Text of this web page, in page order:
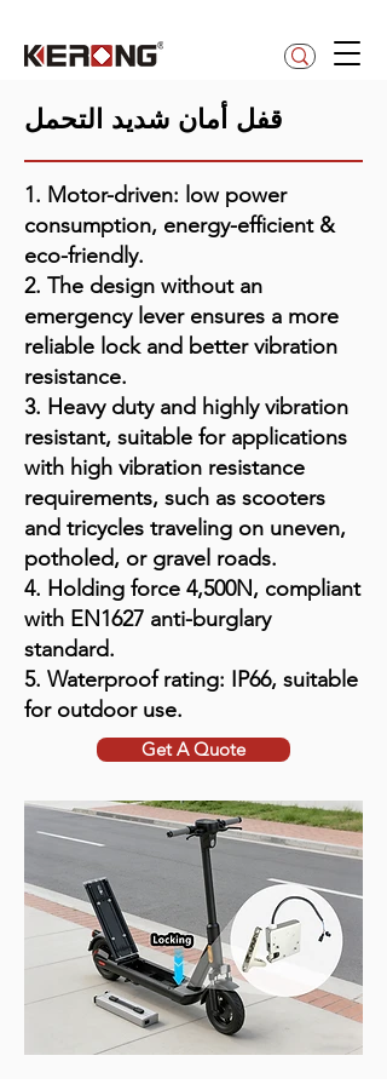
قفل أمان شديد التحمل
1. Motor-driven: low power
consumption, energy-efficient &
eco-friendly.
2. The design without an
emergency lever ensures a more
reliable lock and better vibration
resistance.
3. Heavy duty and highly vibration
resistant, suitable for applications
with high vibration resistance
requirements, such as scooters
and tricycles traveling on uneven,
potholed, or gravel roads.
4. Holding force 4,500N, compliant
with EN1627 anti-burglary
standard.
5. Waterproof rating: IP66, suitable
for outdoor use.
Get A Quote